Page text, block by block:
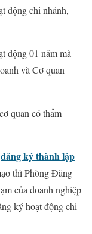
động chi nhánh,
động 01 năm mà
và Cơ quan
quan có thẩm
đăng ký thành lập
thì Phòng Đăng
của doanh nghiệp
ký hoạt động chi